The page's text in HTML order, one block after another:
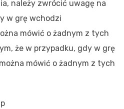
należy zwrócić uwagę na
w grę wchodzi
mówić o żadnym z tych
że w przypadku, gdy w grę
mówić o żadnym z tych